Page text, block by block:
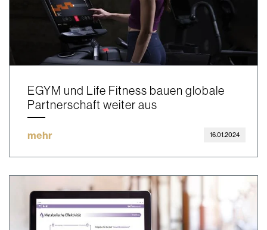
EGYM und Life Fitness bauen globale
Partnerschaft weiter aus
mehr 16.01.2024